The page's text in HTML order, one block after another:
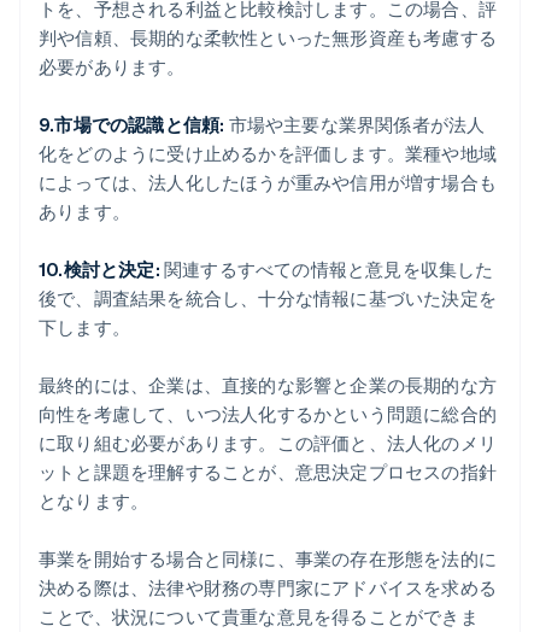
トを、予想される利益と比較検討します。この場合、評
判や信頼、長期的な柔軟性といった無形資産も考慮する
必要があります。
9.市場での認識と信頼: 市場や主要な業界関係者が法人
化をどのように受け止めるかを評価します。業種や地域
によっては、法人化したほうが重みや信用が増す場合も
あります。
10.検討と決定: 関連するすべての情報と意見を収集した
後で、調査結果を統合し、十分な情報に基づいた決定を
下します。
最終的には、企業は、直接的な影響と企業の長期的な方
向性を考慮して、いつ法人化するかという問題に総合的
に取り組む必要があります。この評価と、法人化のメリ
ットと課題を理解することが、意思決定プロセスの指針
となります。
事業を開始する場合と同様に、事業の存在形態を法的に
決める際は、法律や財務の専門家にアドバイスを求める
ことで、状況について貴重な意見を得ることができま